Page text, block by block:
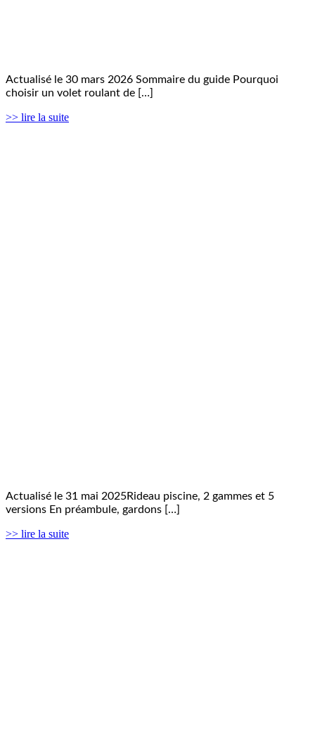
Actualisé le 30 mars 2026 Sommaire du guide Pourquoi
choisir un volet roulant de […]
>> lire la suite
Actualisé le 31 mai 2025Rideau piscine, 2 gammes et 5
versions En préambule, gardons […]
>> lire la suite